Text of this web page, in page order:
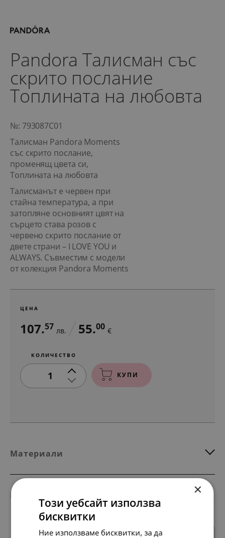
Pandora Талисман със
скрито послание
Топлината на любовта
№: 793087C01
Талисман Pandora Moments
със скрито послание,
променящ цвета си,
Топлината на любовта
Талисманът е червен при
стайна температура, а при
затопляне основният цвят на
сърцето става розов с
червено скрито послание от
двете страни – I LOVE YOU и
ALWAYS. Съвместим с модели
от колекция Pandora Moments
ЦЕНА
107.57 лв. 55.00 €
КОЛИЧЕСТВО
1 КУПИ
Материали
Комбинирай с тези продукти ×
Този уебсайт използва
бисквитки
Ние използваме бисквитки, за да